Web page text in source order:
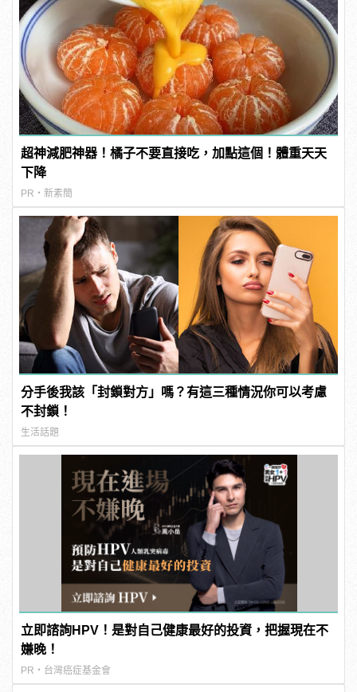
超神減肥神器！橘子不要直接吃，加點這個！體重天天
下降
PR・新素簡
分手後我該「封鎖對方」嗎？有這三種情況你可以考慮
不封鎖！
生活話題
立即諮詢HPV！是對自己健康最好的投資，把握現在不
嫌晚！
PR・台灣癌症基金會